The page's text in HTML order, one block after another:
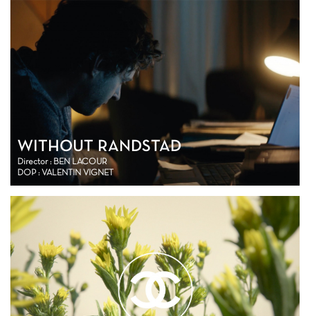
WITHOUT RANDSTAD
Director : BEN LACOUR
DOP : VALENTIN VIGNET